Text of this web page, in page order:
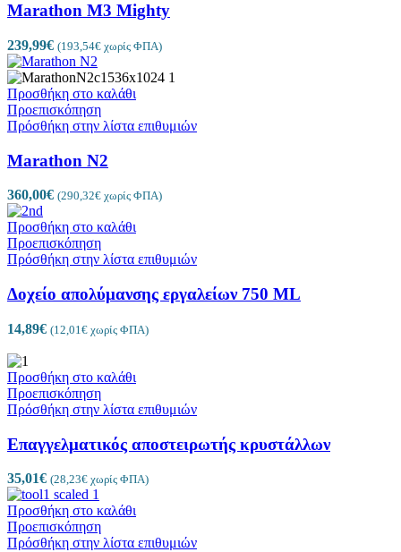
Marathon M3 Mighty
239,99€ (193,54€ χωρίς ΦΠΑ)
Προσθήκη στο καλάθι
Προεπισκόπηση
Πρόσθήκη στην λίστα επιθυμιών
Marathon N2
360,00€ (290,32€ χωρίς ΦΠΑ)
Προσθήκη στο καλάθι
Προεπισκόπηση
Πρόσθήκη στην λίστα επιθυμιών
Δοχείο απολύμανσης εργαλείων 750 ML
14,89€ (12,01 € χωρίς ΦΠΑ)
Προσθήκη στο καλάθι
Προεπισκόπηση
Πρόσθήκη στην λίστα επιθυμιών
Επαγγελματικός αποστειρωτής κρυστάλλων
35,01€ (28,23€ χωρίς ΦΠΑ)
Προσθήκη στο καλάθι
Προεπισκόπηση
Πρόσθήκη στην λίστα επιθυμιών